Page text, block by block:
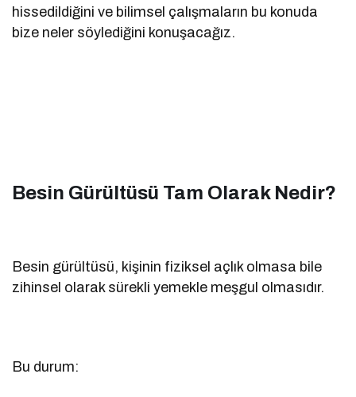
hissedildiğini ve bilimsel çalışmaların bu konuda
bize neler söylediğini konuşacağız.
Besin Gürültüsü Tam Olarak Nedir?
Besin gürültüsü, kişinin fiziksel açlık olmasa bile
zihinsel olarak sürekli yemekle meşgul olmasıdır.
Bu durum: